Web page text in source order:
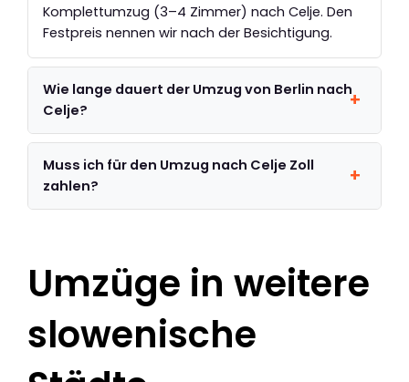
Komplettumzug (3–4 Zimmer) nach Celje. Den
Festpreis nennen wir nach der Besichtigung.
Wie lange dauert der Umzug von Berlin nach
Celje?
Muss ich für den Umzug nach Celje Zoll
zahlen?
Umzüge in weitere
slowenische